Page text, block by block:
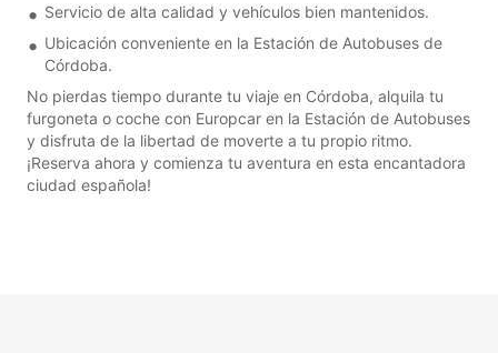
Servicio de alta calidad y vehículos bien mantenidos.
Ubicación conveniente en la Estación de Autobuses de
Córdoba.
No pierdas tiempo durante tu viaje en Córdoba, alquila tu
furgoneta o coche con Europcar en la Estación de Autobuses
y disfruta de la libertad de moverte a tu propio ritmo.
¡Reserva ahora y comienza tu aventura en esta encantadora
ciudad española!